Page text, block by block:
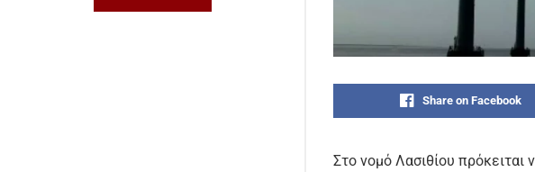
Share on Facebook
Στο νομό Λασιθίου